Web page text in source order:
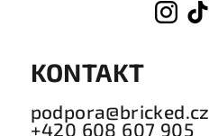
KONTAKT
podpora@bricked.cz
+420 608 607 905